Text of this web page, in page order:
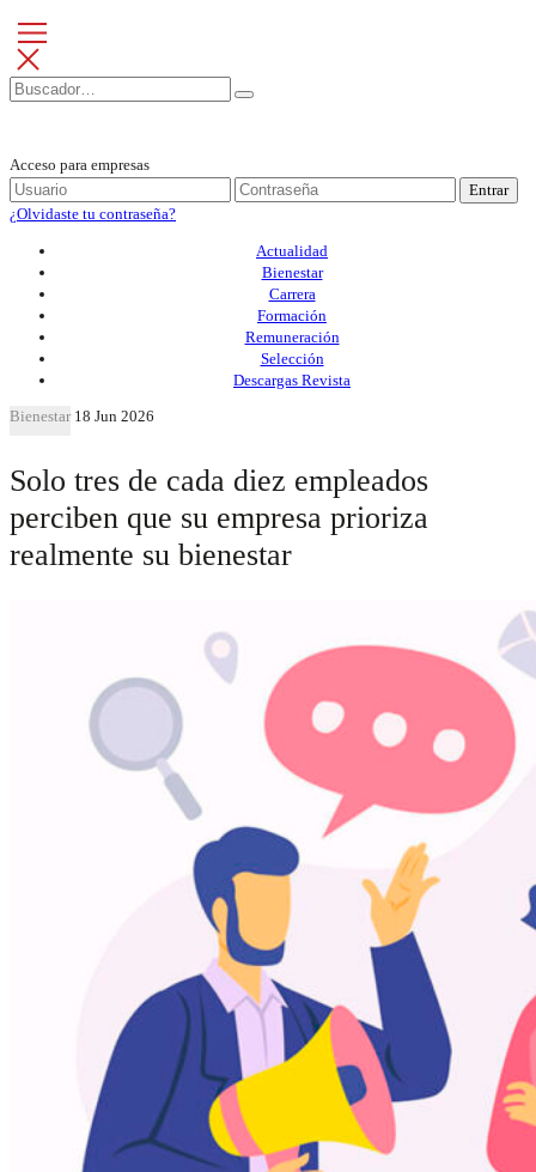
Acceso para empresas
Entrar
¿Olvidaste tu contraseña?
Actualidad
Bienestar
Carrera
Formación
Remuneración
Selección
Descargas Revista
Bienestar 18 Jun 2026
Solo tres de cada diez empleados
perciben que su empresa prioriza
realmente su bienestar